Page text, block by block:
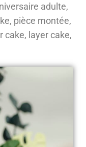
adulte,
pièce montée,
cake, layer cake,